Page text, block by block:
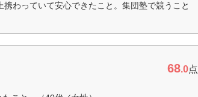
わっていて安心できたこと。集団塾で競うこと
68.0点